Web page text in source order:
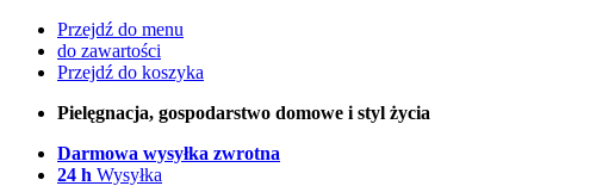
Przejdź do menu
do zawartości
Przejdź do koszyka
Pielęgnacja, gospodarstwo domowe i styl życia
Darmowa wysyłka zwrotna
24 h Wysyłka